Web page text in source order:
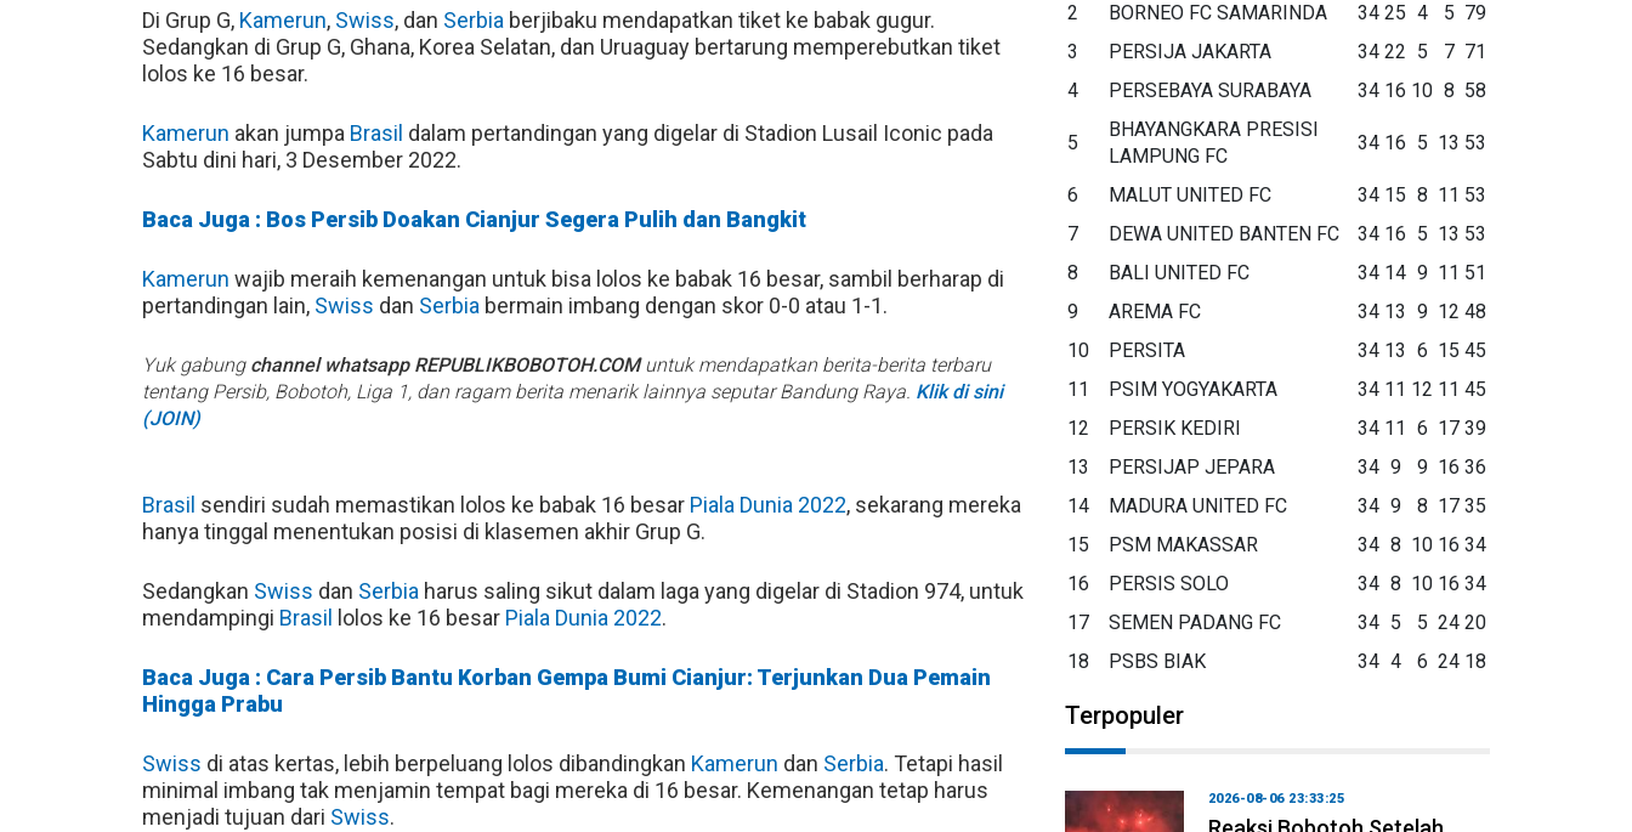
Di Grup G, Kamerun, Swiss, dan Serbia berjibaku mendapatkan tiket ke babak gugur.
Sedangkan di Grup G, Ghana, Korea Selatan, dan Uruaguay bertarung memperebutkan tiket
lolos ke 16 besar.
Kamerun akan jumpa Brasil dalam pertandingan yang digelar di Stadion Lusail Iconic pada
Sabtu dini hari, 3 Desember 2022.
Baca Juga : Bos Persib Doakan Cianjur Segera Pulih dan Bangkit
Kamerun wajib meraih kemenangan untuk bisa lolos ke babak 16 besar, sambil berharap di
pertandingan lain, Swiss dan Serbia bermain imbang dengan skor 0-0 atau 1-1.
Yuk gabung channel whatsapp REPUBLIKBOBOTOH.COMuntuk mendapatkan berita-berita terbaru
tentang Persib, Bobotoh, Liga 1, dan ragam berita menarik lainnya seputar Bandung Raya. Klik di sini
(JOIN)
Brasil sendiri sudah memastikan lolos ke babak 16 besar Piala Dunia 2022, sekarang mereka
hanya tinggal menentukan posisi di klasemen akhir Grup G.
Sedangkan Swiss dan Serbia harus saling sikut dalam laga yang digelar di Stadion 974, untuk
mendampingi Brasil lolos ke 16 besar Piala Dunia 2022.
Baca Juga : Cara Persib Bantu Korban Gempa Bumi Cianjur: Terjunkan Dua Pemain
Hingga Prabu
Swiss di atas kertas, lebih berpeluang lolos dibandingkan Kamerun dan Serbia. Tetapi hasil
minimal imbang tak menjamin tempat bagi mereka di 16 besar. Kemenangan tetap harus
menjadi tujuan dari Swiss.
2
BORNEO FC SAMARINDA 34 25 4 5 79
3
PERSIJA JAKARTA 34 22 5 7 71
4
PERSEBAYA SURABAYA 34 16 10 8 58
5
BHAYANGKARA PRESISI
LAMPUNG FC
34 16 5 13 53
6 MALUT UNITED FC 34 15 8 11 53
7
DEWA UNITED BANTEN FC 34 16 5 13 53
8
BALI UNITED FC 34 14 9 11 51
9
AREMA FC 34 13 9 12 48
10
PERSITA 34 13 6 15 45
11
PSIM YOGYAKARTA 34 11 12 11 45
12
PERSIK KEDIRI 34 11 6 17 39
13
PERSIJAP JEPARA 34 9 9 16 36
14
MADURA UNITED FC 34 9 8 17 35
15
PSM MAKASSAR 34 8 10 16 34
16
PERSIS SOLO 34 8 10 16 34
17
SEMEN PADANG FC 34 5 5 24 20
18
PSBS BIAK 34 4 6 24 18
Terpopuler
2026-08-06 23:33:25